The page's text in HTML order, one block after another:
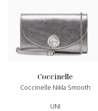
coccinelle
Coccinelle Nikla Smooth
UNI